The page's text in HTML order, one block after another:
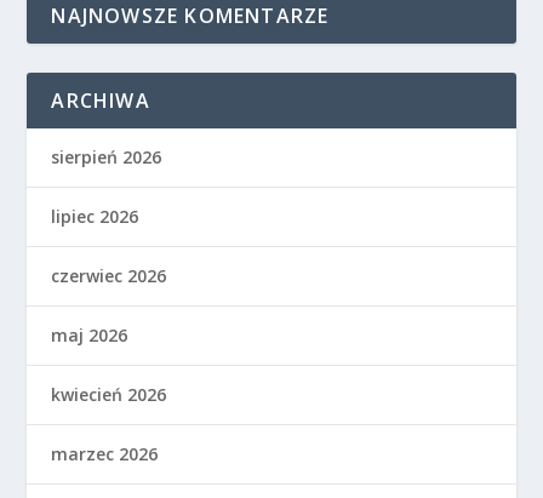
NAJNOWSZE KOMENTARZE
ARCHIWA
sierpień 2026
lipiec 2026
czerwiec 2026
maj 2026
kwiecień 2026
marzec 2026